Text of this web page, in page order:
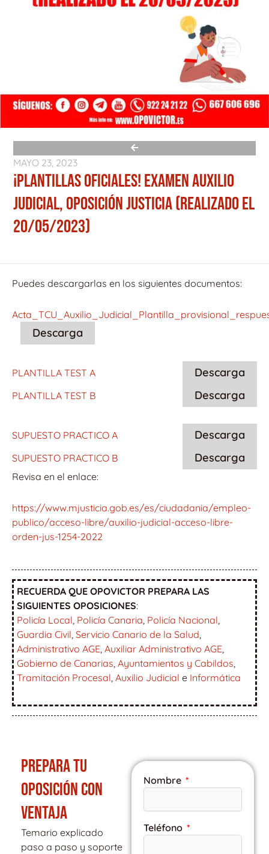
MAYO 23, 2023
¡PLANTILLAS OFICIALES! EXAMEN AUXILIO
JUDICIAL, OPOSICIÓN JUSTICIA (REALIZADO EL
20/05/2023)
Puedes descargarlas en los siguientes documentos:
Descarga
PLANTILLA TEST A Descarga
PLANTILLA TEST B Descarga
SUPUESTO PRACTICO A Descarga
SUPUESTO PRACTICO B Descarga
Revisa en el enlace:
https://www.mjusticia.gob.es/es/ciudadania/empleo-
publico/acceso-libre/auxilio-judicial-acceso-libre-
orden-jus-1254-2022
RECUERDA QUE OPOVICTOR PREPARA LAS
SIGUIENTES OPOSICIONES:
Policía Local Policía Canaria Policía Nacional
Guardia Civil Servicio Canario de la Salud
Administrativo AGE Auxiliar Administrativo AGE
Gobierno de Canarias Ayuntamientos y Cabildos
Tramitación Procesal Auxilio Judicial e Informática
PREPARA TU
OPOSICIÓN CON
VENTAJA
Temario explicado
paso a paso y soporte
Nombre
Teléfono